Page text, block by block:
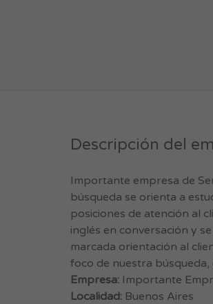
Descripción del
Importante empresa de
búsqueda se orienta a
posiciones de atención al
inglés en conversación y
marcada orientación al
foco de nuestra
Empresa: Importante
Localidad: Buenos Aires